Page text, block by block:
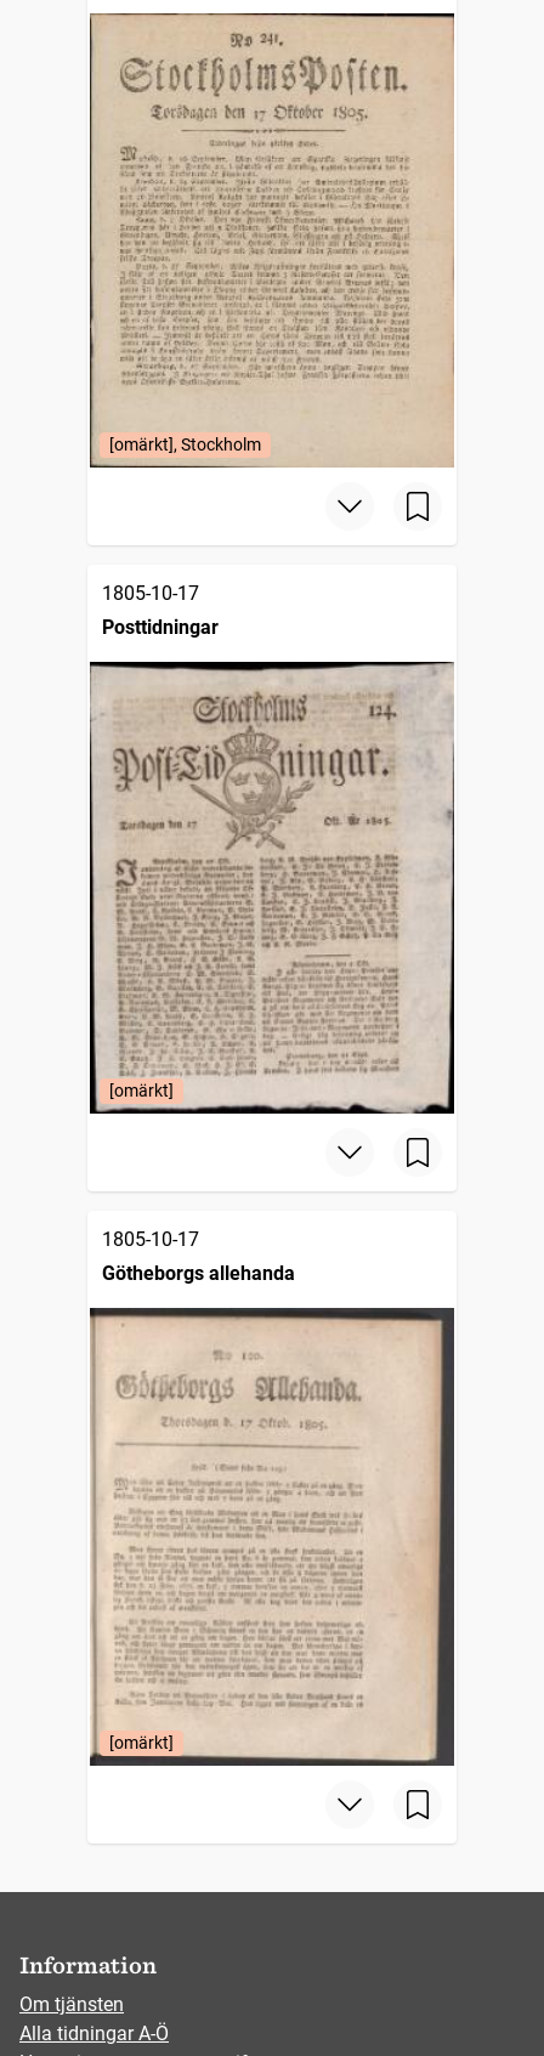
[omärkt], Stockholm
1805-10-17
Posttidningar
[omärkt]
1805-10-17
Götheborgs allehanda
[omärkt]
Information
Om tjänsten
Alla tidningar A-Ö